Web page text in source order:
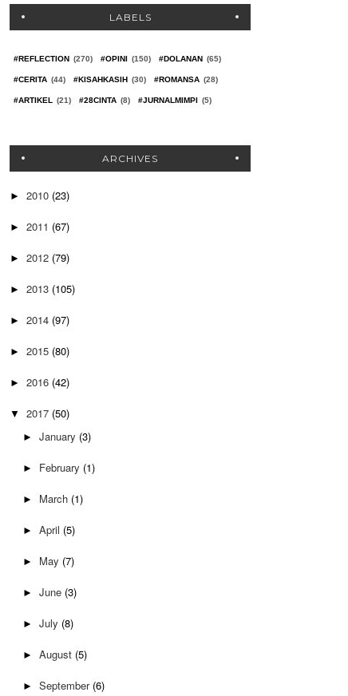
LABELS
#REFLECTION (270) #OPINI (150) #DOLANAN (65)
#CERITA (44) #KISAHKASIH (30) #ROMANSA (28)
#ARTIKEL (21) #28CINTA (8) #JURNALMIMPI (5)
ARCHIVES
► 2010 (23)
► 2011 (67)
► 2012 (79)
► 2013 (105)
► 2014 (97)
► 2015 (80)
► 2016 (42)
▼ 2017 (50)
► January (3)
► February (1)
► March (1)
► April (5)
► May (7)
► June (3)
► July (8)
► August (5)
► September (6)